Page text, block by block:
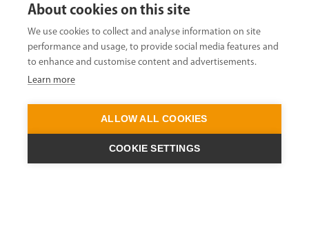
About cookies on this site
We use cookies to collect and analyse information on site
performance and usage, to provide social media features and
to enhance and customise content and advertisements.
Learn more
ALLOW ALL COOKIES
COOKIE SETTINGS